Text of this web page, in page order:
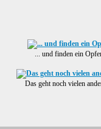
... und finden ein Opfer
Das geht noch vielen